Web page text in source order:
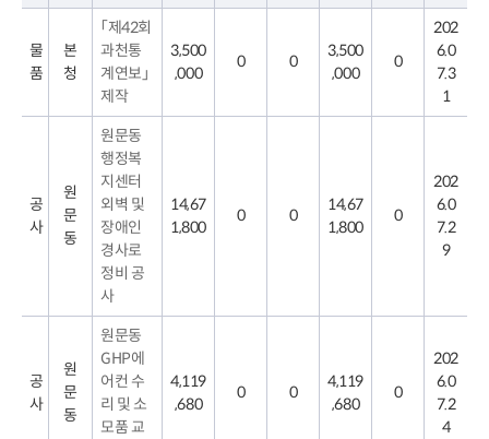
목
을
구
분,
서
지
급
금
기
성
물
품
본
청
「제42회
과천통
계연보」
제작
3,500
,000
0 0
3,500
,000
0
202
6.0
7.3
1
공
사
원
문
동
원문동
행정복
지센터
외벽 및
장애인
경사로
정비 공
사
14,67
1,800
0 0
14,67
1,800
0
202
6.0
7.2
9
공
사
원
문
동
원문동
GHP에
어컨 수
리 및 소
모품 교
4,119
,680
0 0
4,119
,680
0
202
6.0
7.2
4